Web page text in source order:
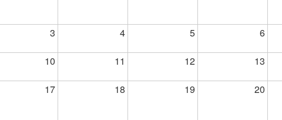
3 4 5 6
10 11 12 13
17 18 19 20